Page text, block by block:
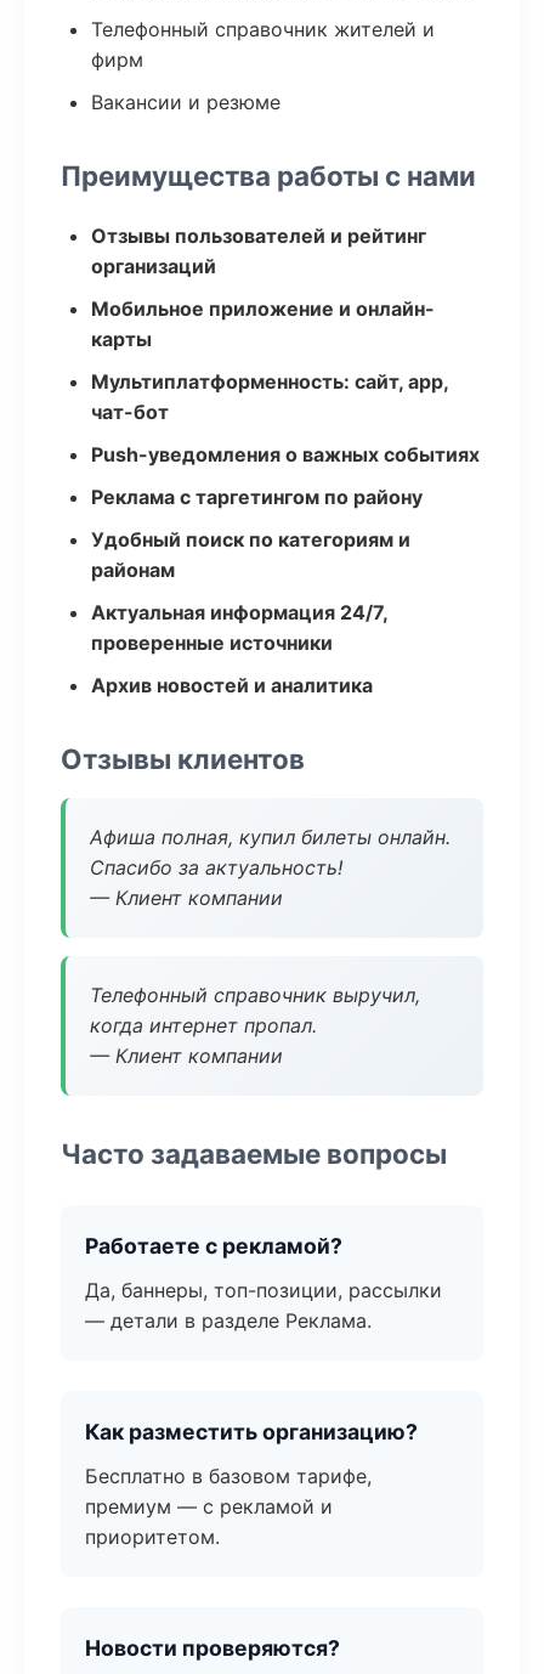
Телефонный справочник жителей и
фирм
Вакансии и резюме
Преимущества работы с нами
Отзывы пользователей и рейтинг
организаций
Мобильное приложение и онлайн-
карты
Мультиплатформенность: сайт, app,
чат-бот
Push-уведомления о важных событиях
Реклама с таргетингом по району
Удобный поиск по категориям и
районам
Актуальная информация 24/7,
проверенные источники
Архив новостей и аналитика
Отзывы клиентов
Афиша полная, купил билеты онлайн.
Спасибо за актуальность!
— Клиент компании
Телефонный справочник выручил,
когда интернет пропал.
— Клиент компании
Часто задаваемые вопросы
Работаете с рекламой?
Да, баннеры, топ-позиции, рассылки
— детали в разделе Реклама.
Как разместить организацию?
Бесплатно в базовом тарифе,
премиум — с рекламой и
приоритетом.
Новости проверяются?